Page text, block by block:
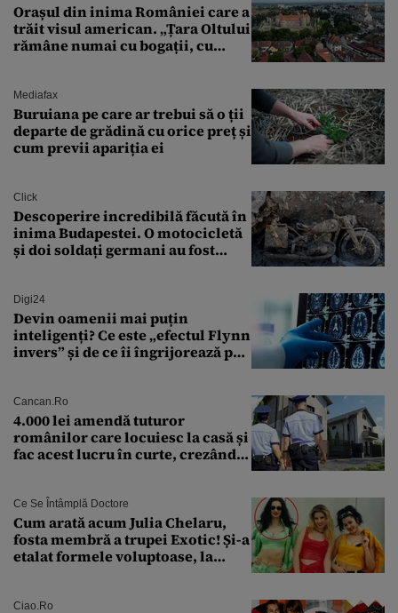
Orașul din inima României care a
trăit visul american. „Țara Oltului
rămâne numai cu bogații, cu
Mediafax
Buruiana pe care ar trebui să o ții
departe de grădină cu orice preț și
cum previi apariția ei
Click
Descoperire incredibilă făcută în
inima Budapestei. O motocicletă
și doi soldați germani au fost
Digi24
Devin oamenii mai puțin
inteligenți? Ce este „efectul Flynn
invers” și de ce îi îngrijorează pe
Cancan.ro
4.000 lei amendă tuturor
românilor care locuiesc la casă și
fac acest lucru în curte, crezând
Ce Se Întâmplă Doctore
Cum arată acum Julia Chelaru,
fosta membră a trupei Exotic! Și-a
etalat formele voluptoase, la
Ciao.ro